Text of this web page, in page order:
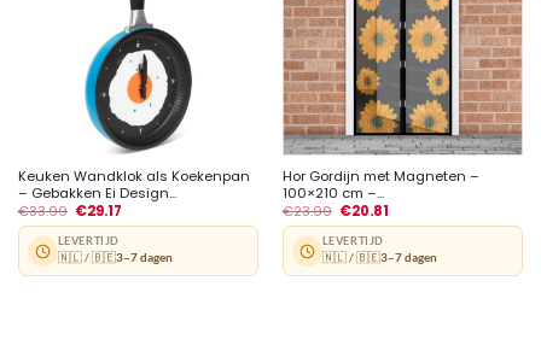
Keuken Wandklok als Koekenpan
– Gebakken Ei Design...
€33.99 €29.17
LEVERTIJD
🇳🇱 / 🇧🇪3–7 dagen
Hor Gordijn met Magneten –
100×210 cm –...
€23.99 €20.81
LEVERTIJD
🇳🇱 / 🇧🇪3–7 dagen